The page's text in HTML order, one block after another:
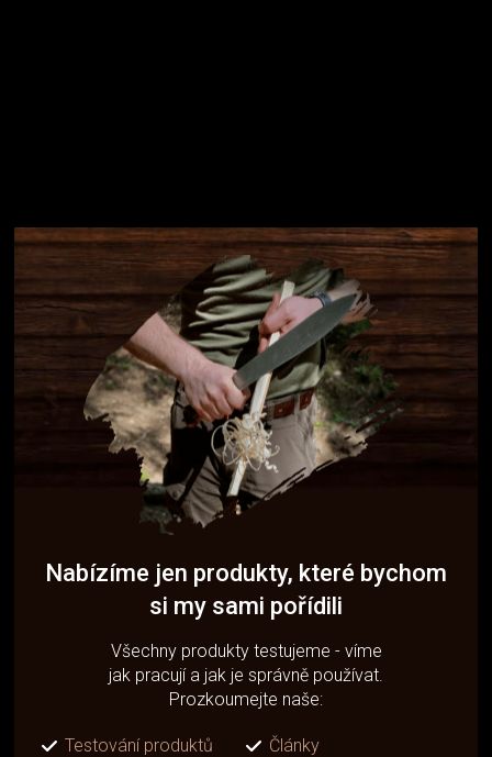
Nabízíme jen produkty, které bychom
si my sami pořídili
Všechny produkty testujeme - víme
jak pracují a jak je správně používat.
Prozkoumejte naše:
Testování produktů
Články